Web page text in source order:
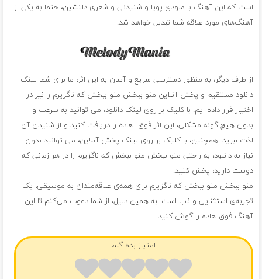
است که این آهنگ با ملودی پویا و شنیدنی و شعری دلنشین، حتما به یکی از
آهنگ‌های مورد علاقه شما تبدیل خواهد شد.
از طرف دیگر، به منظور دسترسی سریع و آسان به این اثر، ما برای شما لینک
دانلود مستقیم و پخش آنلاین منو ببخش منو ببخش که ناگزیرم را نیز در
اختیار قرار داده ایم. با کلیک بر روی لینک دانلود، می توانید به سرعت و
بدون هیچ گونه مشکلی، این اثر فوق العاده را دریافت کنید و از شنیدن آن
لذت ببرید. همچنین، با کلیک بر روی لینک پخش آنلاین، می توانید بدون
نیاز به دانلود، به راحتی منو ببخش منو ببخش که ناگزیرم را در هر زمانی که
دوست دارید، پخش کنید.
منو ببخش منو ببخش که ناگزیرم برای همه‌ی علاقه‌مندان به موسیقی، یک
تجربه‌ی استثنایی و ناب است. به همین دلیل، از شما دعوت می‌کنم تا این
آهنگ فوق‌العاده را گوش کنید.
امتیاز بده گلم